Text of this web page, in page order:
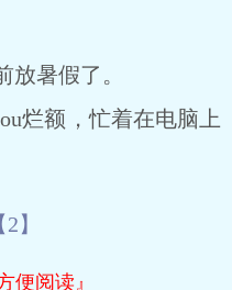
暑假了。
额，忙着在电脑上
2】
便阅读』